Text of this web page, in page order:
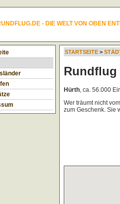
- DIE WELT VON OBEN
STARTSEITE >
Rundflug
Hürth, ca. 56.000
Wer träumt nicht
zum Geschenk. Sie